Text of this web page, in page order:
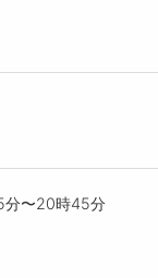
分〜20時45分